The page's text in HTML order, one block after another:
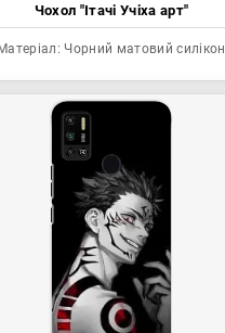
Чохол "Ітачі Учіха арт"
Матеріал: Чорний матовий силікон